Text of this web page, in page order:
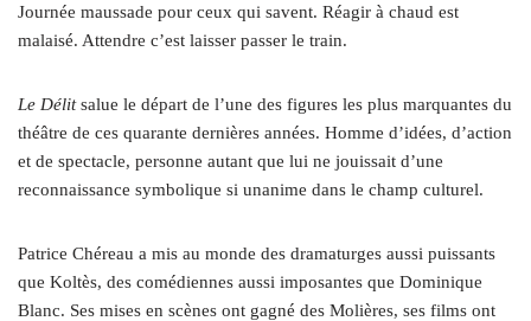
Journée maussade pour ceux qui savent. Réagir à chaud est
malaisé. Attendre c’est laisser passer le train.
Le Délitsalue le départ de l’une des figures les plus marquantes du
théâtre de ces quarante dernières années. Homme d’idées, d’action
et de spectacle, personne autant que lui ne jouissait d’une
reconnaissance symbolique si unanime dans le champ culturel.
Patrice Chéreau a mis au monde des dramaturges aussi puissants
que Koltès, des comédiennes aussi imposantes que Dominique
Blanc. Ses mises en scènes ont gagné des Molières, ses films ont